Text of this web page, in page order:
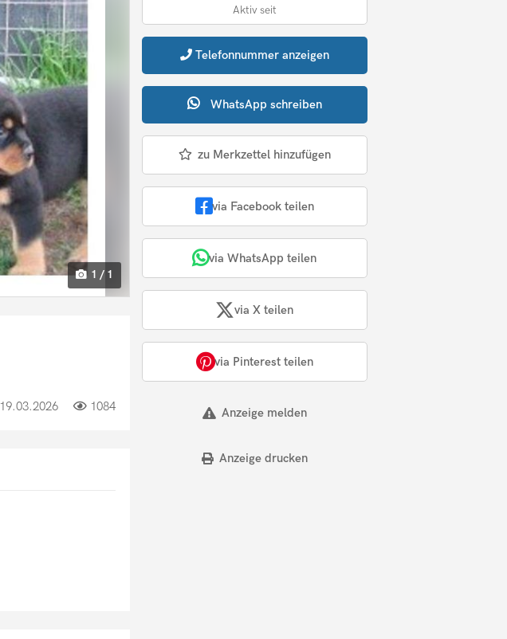
1 / 1
19.03.2026 1084
Aktiv seit
Telefonnummer anzeigen
WhatsApp schreiben
zu Merkzettel hinzufügen
via Facebook teilen
via WhatsApp teilen
via X teilen
via Pinterest teilen
Anzeige melden
Anzeige drucken